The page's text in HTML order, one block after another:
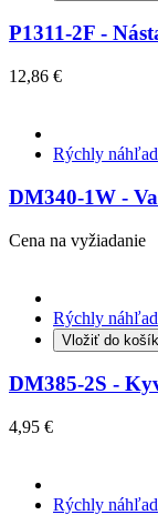
P1311-2F -
12,86 €
Rýchly náhľad
DM340-1W -
Cena na vyžiadanie
Rýchly náhľad
Vložiť do
DM385-2S -
4,95 €
Rýchly náhľad